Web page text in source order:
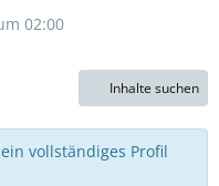
02:00
Inhalte suchen
vollständiges Profil